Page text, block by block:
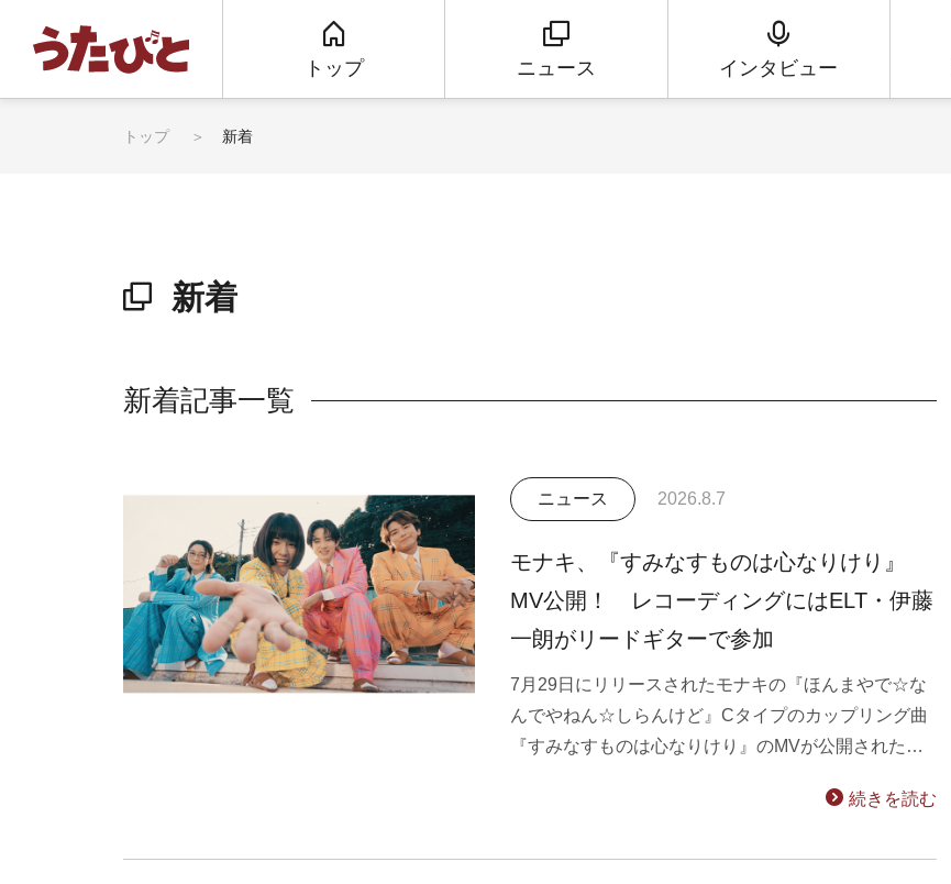
トップ ニュース インタビュー
トップ 新着
新着
新着記事一覧
ニュース 2026.8.7
モナキ、『すみなすものは心なりけり』
MV公開！ レコーディングにはELT・伊藤
一朗がリードギターで参加
7月29日にリリースされたモナキの『ほんまやで☆な
んでやねん☆しらんけど』Cタイプのカップリング曲
『すみなすものは心なりけり』のMVが公開された…
続きを読む